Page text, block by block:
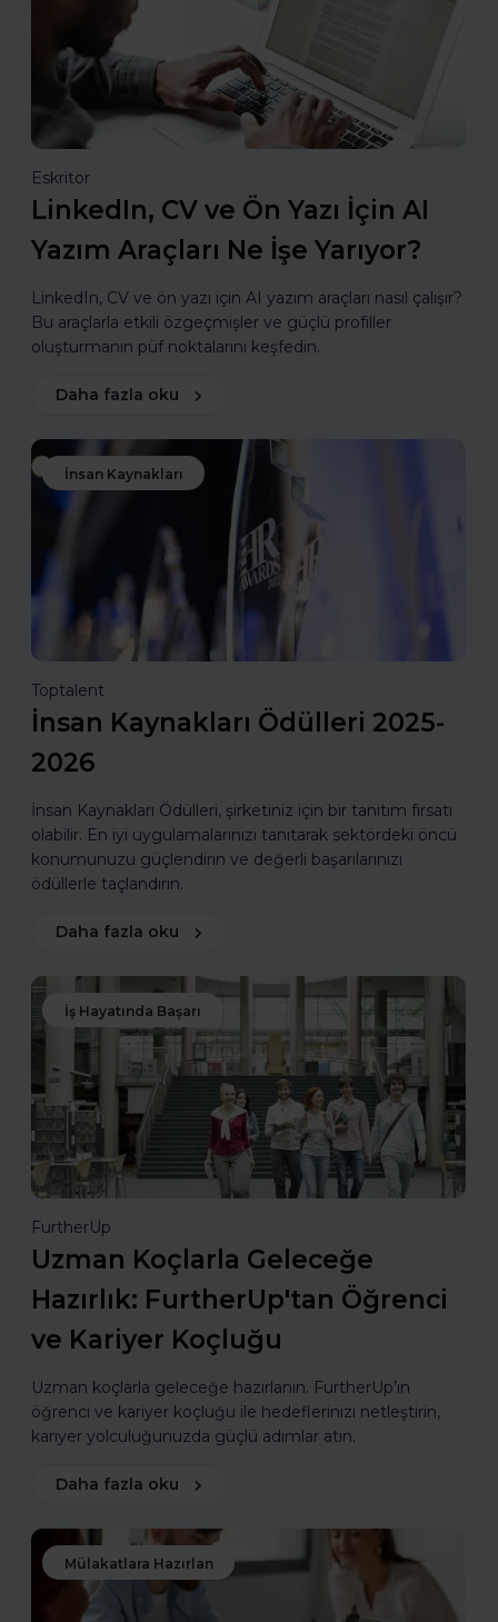
Eskritor
LinkedIn, CV ve Ön Yazı İçin AI
Yazım Araçları Ne İşe Yarıyor?
LinkedIn, CV ve ön yazı için AI yazım araçları nasıl çalışır?
Bu araçlarla etkili özgeçmişler ve güçlü profiller
oluşturmanın püf noktalarını keşfedin.
Daha fazla oku
İnsan Kaynakları
Toptalent
İnsan Kaynakları Ödülleri 2025-
2026
İnsan Kaynakları Ödülleri, şirketiniz için bir tanıtım fırsatı
olabilir. En iyi uygulamalarınızı tanıtarak sektördeki öncü
konumunuzu güçlendirin ve değerli başarılarınızı
ödüllerle taçlandırın.
Daha fazla oku
İş Hayatında Başarı
FurtherUp
Uzman Koçlarla Geleceğe
Hazırlık: FurtherUp'tan Öğrenci
ve Kariyer Koçluğu
Uzman koçlarla geleceğe hazırlanın. FurtherUp’ın
öğrenci ve kariyer koçluğu ile hedeflerinizi netleştirin,
kariyer yolculuğunuzda güçlü adımlar atın.
Daha fazla oku
Mülakatlara Hazırlan